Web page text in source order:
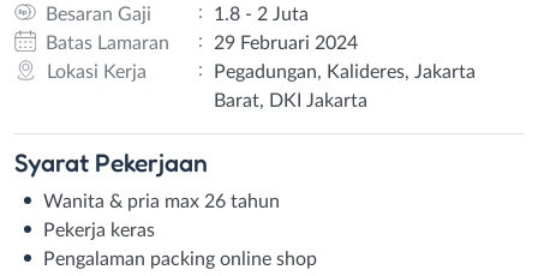
Besaran Gaji
:
1.8 - 2 Juta
Batas Lamaran
:
29 Februari 2024
Lokasi Kerja
:
Pegadungan, Kalideres, Jakarta
Barat, DKI Jakarta
Syarat Pekerjaan
Wanita & pria max 26 tahun
Pekerja keras
Pengalaman packing online shop